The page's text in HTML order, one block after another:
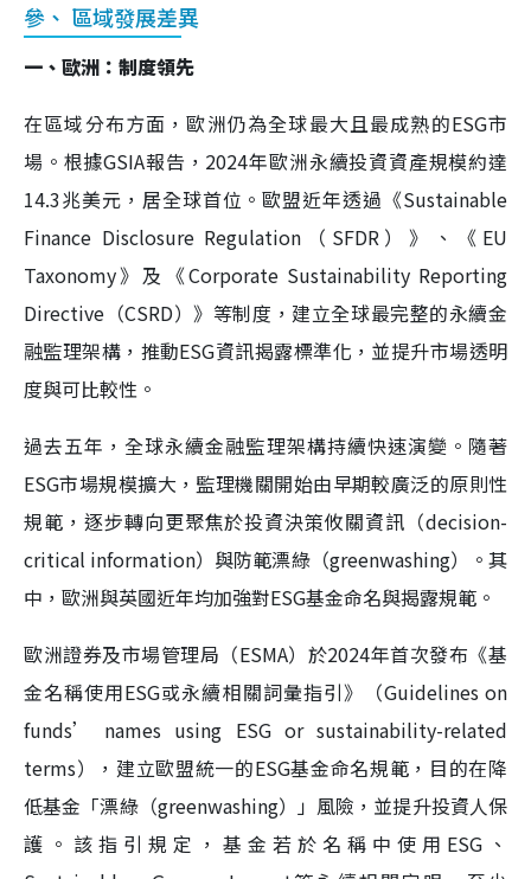
參、 區域發展差異
一、歐洲：制度領先
在區域分布方面，歐洲仍為全球最大且最成熟的ESG市
場。根據GSIA報告，2024年歐洲永續投資資產規模約達
14.3兆美元，居全球首位。歐盟近年透過《Sustainable
Finance Disclosure Regulation（SFDR）》、《EU
Taxonomy》及《Corporate Sustainability Reporting
Directive（CSRD）》等制度，建立全球最完整的永續金
融監理架構，推動ESG資訊揭露標準化，並提升市場透明
度與可比較性。
過去五年，全球永續金融監理架構持續快速演變。隨著
ESG市場規模擴大，監理機關開始由早期較廣泛的原則性
規範，逐步轉向更聚焦於投資決策攸關資訊（decision-
critical information）與防範漂綠（greenwashing）。其
中，歐洲與英國近年均加強對ESG基金命名與揭露規範。
歐洲證券及市場管理局（ESMA）於2024年首次發布《基
金名稱使用ESG或永續相關詞彙指引》（Guidelines on
funds’ names using ESG or sustainability-related
terms），建立歐盟統一的ESG基金命名規範，目的在降
低基金「漂綠（greenwashing）」風險，並提升投資人保
護。該指引規定，基金若於名稱中使用ESG、